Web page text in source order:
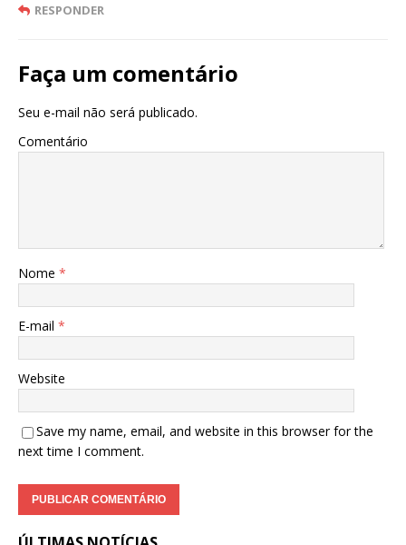
RESPONDER
Faça um comentário
Seu e-mail não será publicado.
Comentário
Nome *
E-mail *
Website
Save my name, email, and website in this browser for the
next time I comment.